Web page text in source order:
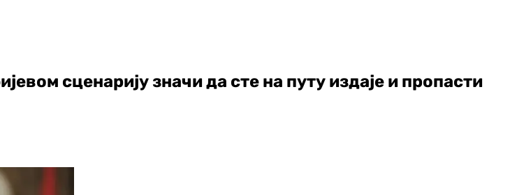
сценарију значи да сте на путу издаје и пропасти